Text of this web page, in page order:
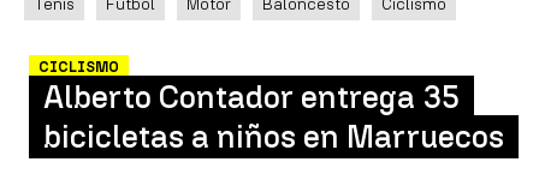
CICLISMO
Alberto Contador entrega 35
bicicletas a niños en Marruecos